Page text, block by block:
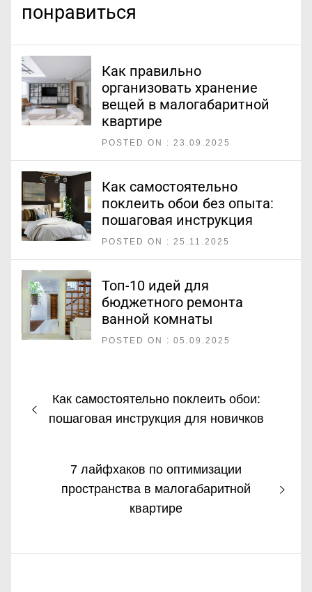
понравиться
Как правильно
организовать хранение
вещей в малогабаритной
квартире
POSTED ON : 23.09.2025
Как самостоятельно
поклеить обои без опыта:
пошаговая инструкция
POSTED ON : 25.11.2025
Топ-10 идей для
бюджетного ремонта
ванной комнаты
POSTED ON : 05.09.2025
Навигация
по
Предыдущая
запись:
Как самостоятельно поклеить обои:
пошаговая инструкция для новичков
Следующая
запись:
7 лайфхаков по оптимизации
пространства в малогабаритной
квартире